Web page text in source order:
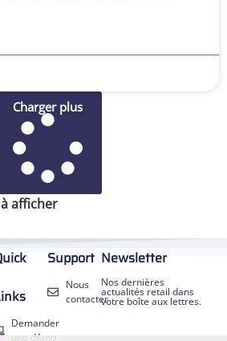
Charger plus
afficher
Demander
une démo
Support
Nous
contacter
Newsletter
Nos dernières
actualités retail dans
votre boîte aux lettres.